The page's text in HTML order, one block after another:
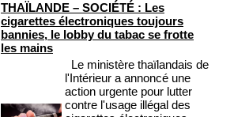
THAÏLANDE – SOCIÉTÉ : Les
cigarettes électroniques toujours
bannies, le lobby du tabac se frotte
les mains
Le ministère thaïlandais de
l'Intérieur a annoncé une
action urgente pour lutter
contre l'usage illégal des